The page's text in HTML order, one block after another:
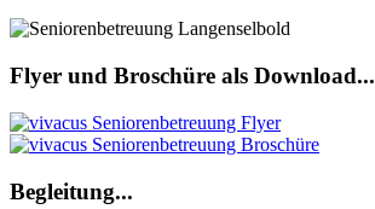
Flyer und Broschüre als Download...
Begleitung...